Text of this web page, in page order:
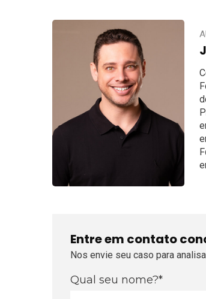
Entre em contato
Nos envie seu caso para
Qual seu nome?*